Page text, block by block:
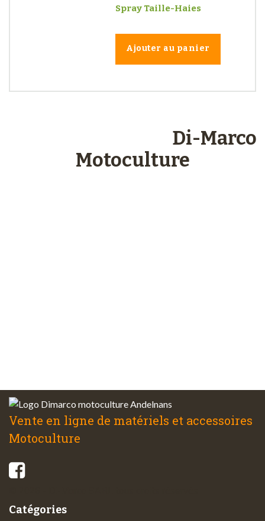
Spray Taille-Haies
Ajouter au panier
Di-Marco
Motoculture
Vente en ligne de matériels et accessoires
Motoculture
Catégories